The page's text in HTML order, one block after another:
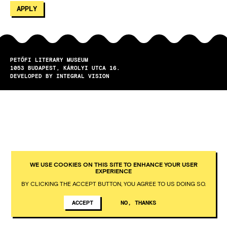
PETŐFI LITERARY MUSEUM
1053
BUDAPEST
KÁROLYI UTCA 16.
DEVELOPED BY INTEGRAL VISION
WE USE COOKIES ON THIS SITE TO ENHANCE YOUR USER
EXPERIENCE
BY CLICKING THE ACCEPT BUTTON, YOU AGREE TO US DOING SO.
ACCEPT NO, THANKS